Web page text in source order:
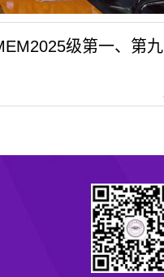
级第一、第九